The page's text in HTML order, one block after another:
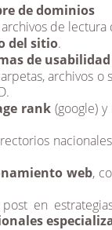
de dominios
de
del sitio.
de usabilidad
archivos
rank (google)
web,
en